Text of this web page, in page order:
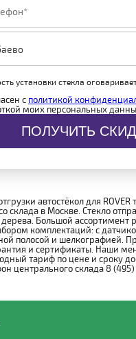
установки стекла
с политикой
моих персональных
ПОЛУЧИТЬ
автостёкол для
склада в Москве. Стекло
Большой ассортимент
комплектаций: с
полосой и шелкографией.
и сертификаты. Наши
тариф по цене и сроку
центрального склада 8